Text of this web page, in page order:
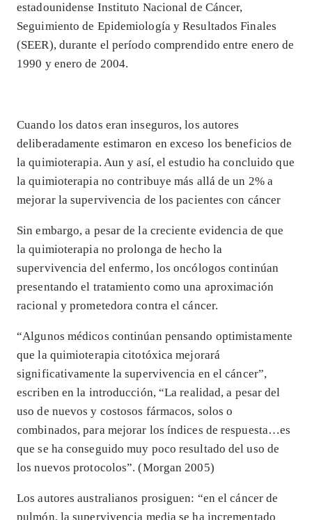
estadounidense Instituto Nacional de Cáncer,
Seguimiento de Epidemiología y Resultados Finales
(SEER), durante el período comprendido entre enero de
1990 y enero de 2004.
Cuando los datos eran inseguros, los autores
deliberadamente estimaron en exceso los beneficios de
la quimioterapia. Aun y así, el estudio ha concluido que
la quimioterapia no contribuye más allá de un 2% a
mejorar la supervivencia de los pacientes con cáncer
Sin embargo, a pesar de la creciente evidencia de que
la quimioterapia no prolonga de hecho la
supervivencia del enfermo, los oncólogos continúan
presentando el tratamiento como una aproximación
racional y prometedora contra el cáncer.
“Algunos médicos continúan pensando optimistamente
que la quimioterapia citotóxica mejorará
significativamente la supervivencia en el cáncer”,
escriben en la introducción, “La realidad, a pesar del
uso de nuevos y costosos fármacos, solos o
combinados, para mejorar los índices de respuesta…es
que se ha conseguido muy poco resultado del uso de
los nuevos protocolos”. (Morgan 2005)
Los autores australianos prosiguen: “en el cáncer de
pulmón, la supervivencia media se ha incrementado